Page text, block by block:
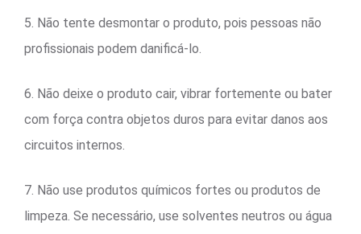
5. Não tente desmontar o produto, pois pessoas não
profissionais podem danificá-lo.
6. Não deixe o produto cair, vibrar fortemente ou bater
com força contra objetos duros para evitar danos aos
circuitos internos.
7. Não use produtos químicos fortes ou produtos de
limpeza. Se necessário, use solventes neutros ou água